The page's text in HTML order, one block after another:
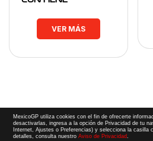
VER MÁS
MexicoGP utiliza cookies con el fin de ofrecerte
desactivarlas, ingresa a la opción de Privacidad de tu
Internet, Ajustes o Preferencias) y selecciona la casilla
detalles, consulta nuestroAviso de Privacidad.